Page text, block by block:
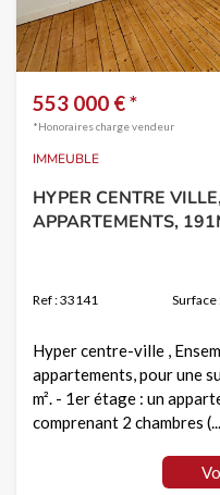
553 000 € *
*Honoraires charge vendeur
IMMEUBLE
HYPER CENTRE
APPARTEMENTS,
Ref : 33141 Surface
Hyper centre-ville ,
appartements, pour une
m². - 1er étage : un
comprenant 2 chambres